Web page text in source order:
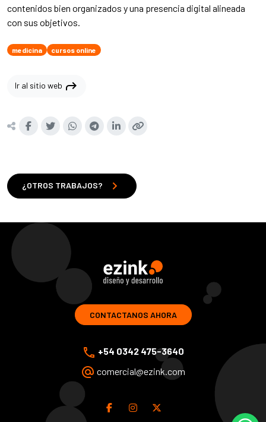
contenidos bien organizados y una presencia digital alineada
con sus objetivos.
medicina cursos online
Ir al sitio web shortcut
¿OTROS TRABAJOS? chevron_right
ezink | diseno y desarrollo de soluciones web
CONTACTANOS AHORA
phone +54 0342 475-3640
alternate_email comercial@ezink.com